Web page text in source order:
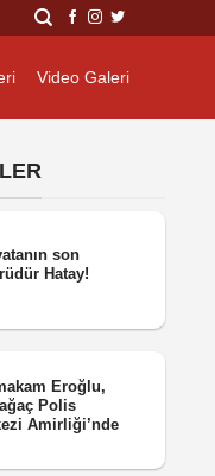
Video Galeri
son
Hatay!
Eroğlu,
Polis
Amirliği’nde